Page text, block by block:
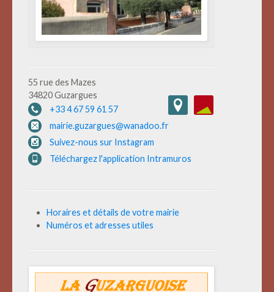
55 rue des Mazes
34820 Guzargues
+33 4 67 59 61 57
mairie.guzargues@wanadoo.fr
Suivez-nous sur Instagram
Téléchargez l'application Intramuros
Horaires et détails de votre mairie
Numéros et adresses utiles